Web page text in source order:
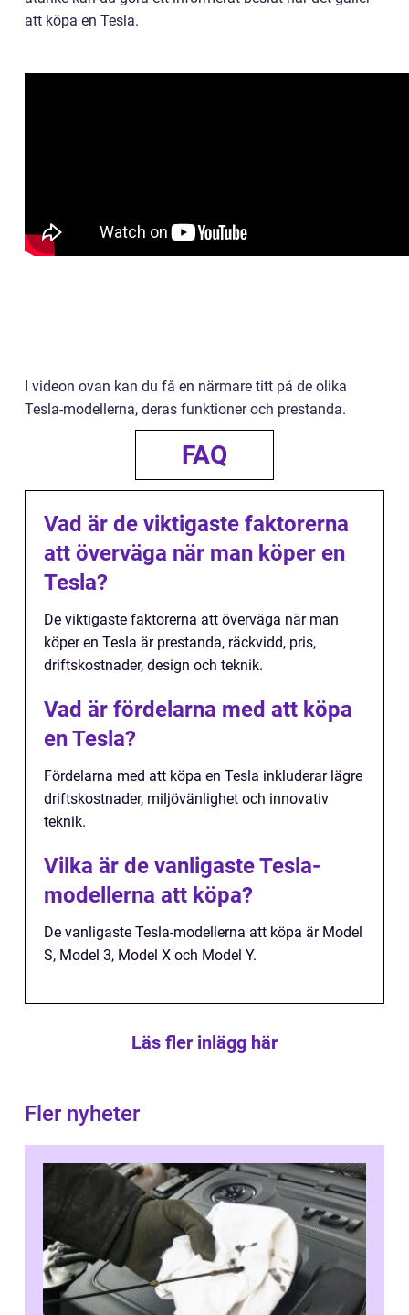
att köpa en Tesla.
I videon ovan kan du få en närmare titt på de olika
Tesla-modellerna, deras funktioner och prestanda.
FAQ
Vad är de viktigaste faktorerna
att överväga när man köper en
Tesla?
De viktigaste faktorerna att överväga när man
köper en Tesla är prestanda, räckvidd, pris,
driftskostnader, design och teknik.
Vad är fördelarna med att köpa
en Tesla?
Fördelarna med att köpa en Tesla inkluderar lägre
driftskostnader, miljövänlighet och innovativ
teknik.
Vilka är de vanligaste Tesla-
modellerna att köpa?
De vanligaste Tesla-modellerna att köpa är Model
S, Model 3, Model X och Model Y.
Läs fler inlägg här
Fler nyheter